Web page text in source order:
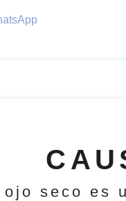
ojo seco es